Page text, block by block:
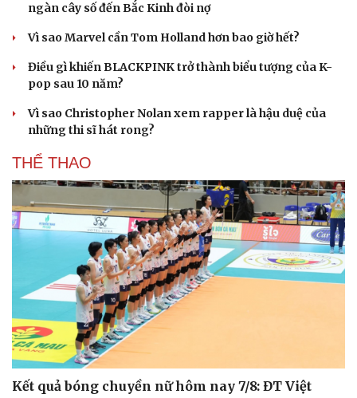
Du lịch
Tư vấn
check-in
Podcast
Câu chuyện thời sự
Cửa sổ tình yêu
Hạt giống tâm hồn
ngàn cây số đến Bắc Kinh đòi nợ
Vì sao Marvel cần Tom Holland hơn bao giờ hết?
Điều gì khiến BLACKPINK trở thành biểu tượng của K-
pop sau 10 năm?
Vì sao Christopher Nolan xem rapper là hậu duệ của
những thi sĩ hát rong?
THỂ THAO
Kết quả bóng chuyền nữ hôm nay 7/8: ĐT Việt